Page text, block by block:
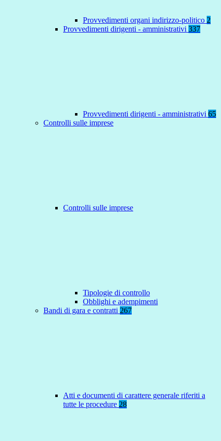
Provvedimenti organi indirizzo-politico 2
Provvedimenti dirigenti - amministrativi 337
Provvedimenti dirigenti - amministrativi 65
Controlli sulle imprese
Controlli sulle imprese
Tipologie di controllo
Obblighi e adempimenti
Bandi di gara e contratti 267
Atti e documenti di carattere generale riferiti a
tutte le procedure 28